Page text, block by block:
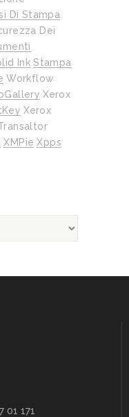
Di Stampa
Dei
Ink Stampa
Workflow
Xerox
Xerox
XMPie Xpps
01 171